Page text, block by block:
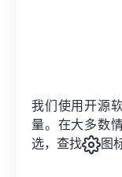
我们使用开源
量。在大多数
选，查找
图